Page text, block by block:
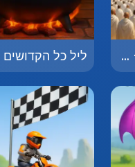
ממלכת האופל - The Dark Kingdom